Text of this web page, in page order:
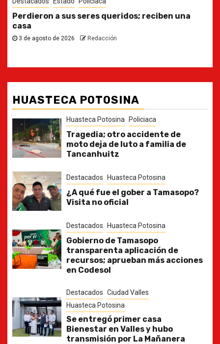
Ya casi, el quinto informe del Gobernador
30 de julio de 2026
HUASTECA POTOSINA
Huasteca Potosina Policiaca
Tragedia; otro accidente de
moto deja de luto a familia de
Tancanhuitz
Destacados Huasteca Potosina
¿A qué fue el gober a Tamasopo?
Visita no oficial
Destacados Huasteca Potosina
Gobierno de Tamasopo
transparenta aplicación de
recursos; aprueban más acciones
en Codesol
Destacados Ciudad Valles
Huasteca Potosina
Se entregó primer casa
Bienestar en Valles y hubo
transmisión por La Mañanera